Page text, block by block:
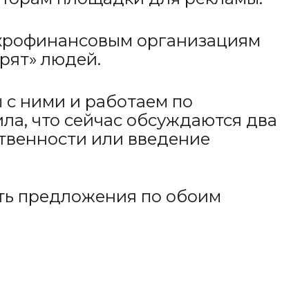
организациям
людей.
с ними и работаем по
что сейчас обсуждаются два
или введение
предложения по обоим